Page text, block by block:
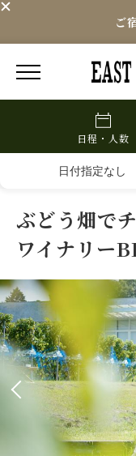
ご
日程・人数
日付指定なし
ぶどう畑で
ワイナリー